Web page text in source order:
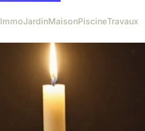
ImmoJardinMaisonPiscineTravaux